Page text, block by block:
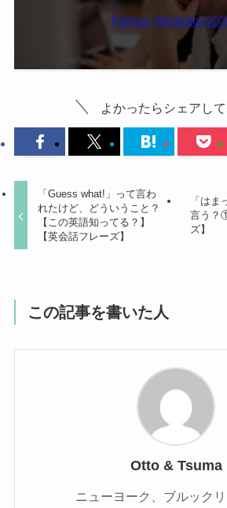
Follow
よかったらシェアして
「Guess what!」って言わ
れたけど、どういうこと？
【この英語知ってる？】
【英会話フレーズ】
「はま
言う？
ズ】
この記事を書いた人
Otto & Tsuma
ニューヨーク、ブルックリ